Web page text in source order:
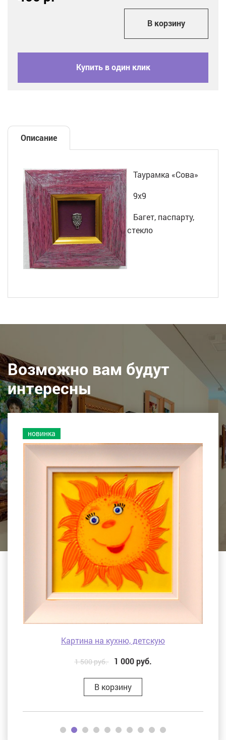
В корзину
Купить в один клик
Описание
Таурамка «Сова»
9х9
Багет, паспарту,
стекло
Возможно вам будут
интересны
новинка
Картина на кухню, детскую
1 500 руб. 1 000руб.
В корзину